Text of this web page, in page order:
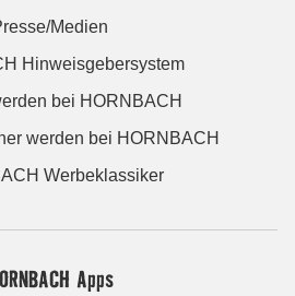
Medien
Hinweisgebersystem
bei HORNBACH
werden bei HORNBACH
Werbeklassiker
Apps